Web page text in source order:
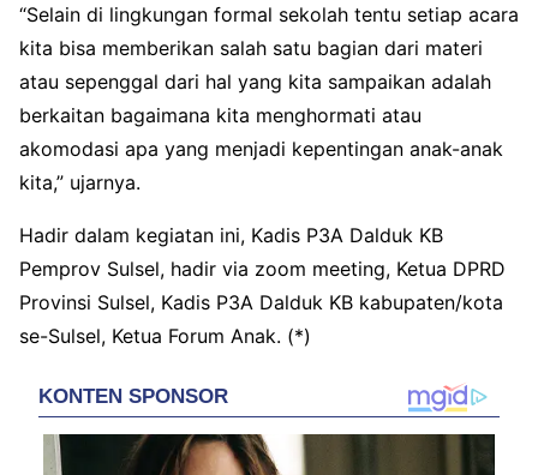
“Selain di lingkungan formal sekolah tentu setiap acara
kita bisa memberikan salah satu bagian dari materi
atau sepenggal dari hal yang kita sampaikan adalah
berkaitan bagaimana kita menghormati atau
akomodasi apa yang menjadi kepentingan anak-anak
kita,” ujarnya.
Hadir dalam kegiatan ini, Kadis P3A Dalduk KB
Pemprov Sulsel, hadir via zoom meeting, Ketua DPRD
Provinsi Sulsel, Kadis P3A Dalduk KB kabupaten/kota
se-Sulsel, Ketua Forum Anak. (*)